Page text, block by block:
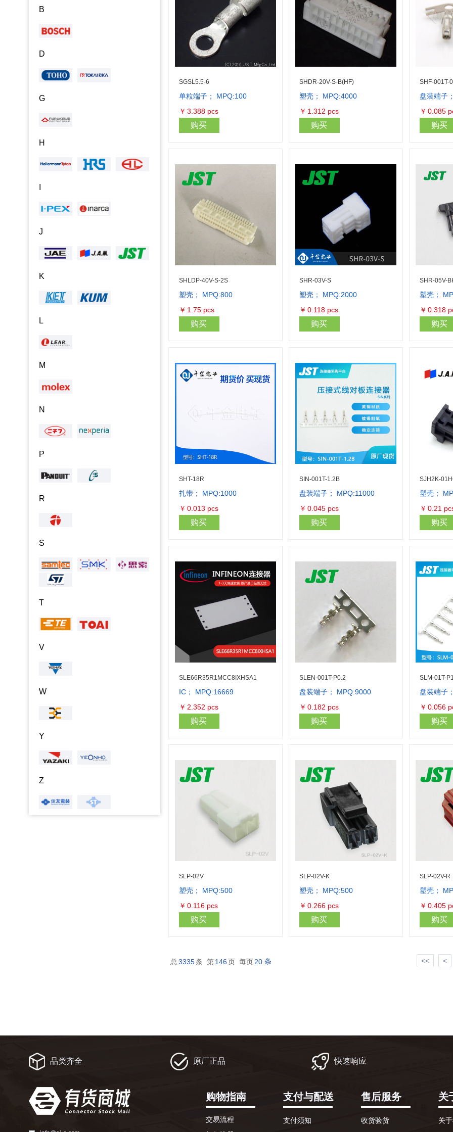
B
D
G
H
J
K
L
M
N
P
R
S
T
V
W
Y
Z
SGSL5.5-6
单粒端子； MPQ:100
库存量：100
￥ 3.388 pcs
购买
SHDR-20V-S-B(HF)
塑壳； MPQ:4000
库存量：24000
￥ 1.312 pcs
购买
SHF-001T-
盘装端子
￥ 0.085
购买
SHLDP-40V-S-2S
塑壳； MPQ:800
库存量：800
￥ 1.75 pcs
购买
SHR-03V-S
塑壳； MPQ:2000
库存量：19
￥ 0.118 pcs
购买
SHR-05V-
塑壳；
￥ 0.318
购买
SHT-18R
扎带； MPQ:1000
库存量：25000
￥ 0.013 pcs
购买
SIN-001T-1.2B
盘装端子； MPQ:11000
库存量：1727
￥ 0.045 pcs
购买
SJH2K-
塑壳；
￥ 0.21
购买
SLE66R35R1MCC8IXHSA1
IC； MPQ:16669
库存量：175448
￥ 2.352 pcs
购买
SLEN-001T-P0.2
盘装端子； MPQ:9000
库存量：18000
￥ 0.182 pcs
购买
SLM-01T-
盘装端子
￥ 0.056
购买
SLP-02V
塑壳； MPQ:500
库存量：5500
￥ 0.116 pcs
购买
SLP-02V-K
塑壳； MPQ:500
库存量：500
￥ 0.266 pcs
购买
SLP-02V-R
塑壳；
￥ 0.405
购买
总 3335条 第146页 每页20 条 << <
品类齐全 原厂正品 快速响应
购物指南
交易流程
支付与配送
支付须知
售后服务
收货验货
关
关